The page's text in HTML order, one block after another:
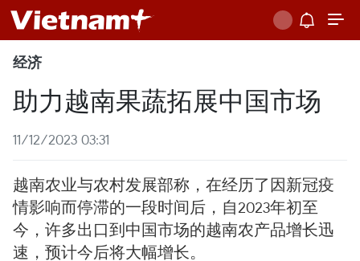
经济
助力越南果蔬拓展中国市场
11/12/2023 03:31
越南农业与农村发展部称，在经历了因新冠疫
情影响而停滞的一段时间后，自2023年初至
今，许多出口到中国市场的越南农产品增长迅
速，预计今后将大幅增长。